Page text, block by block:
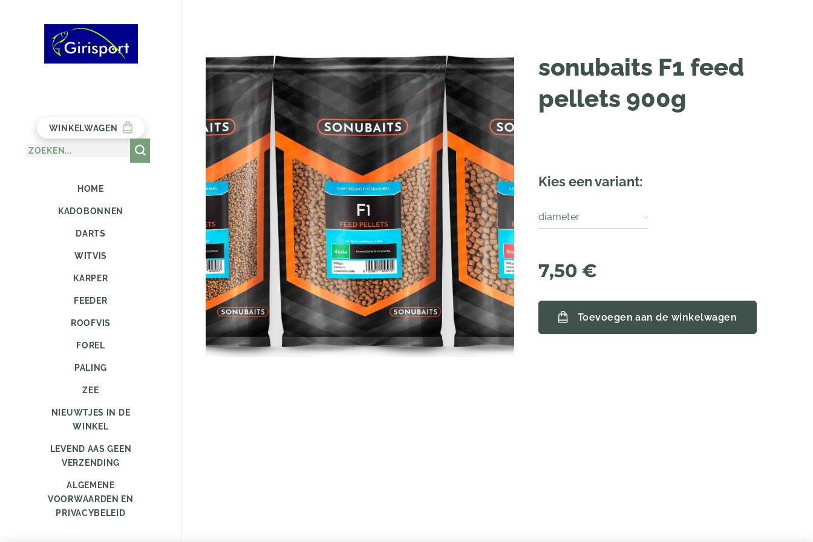
WINKELWAGEN
HOME
KADOBONNEN
DARTS
WITVIS
KARPER
FEEDER
ROOFVIS
FOREL
PALING
ZEE
NIEUWTJES IN DE
WINKEL
LEVEND AAS GEEN
VERZENDING
ALGEMENE
VOORWAARDEN EN
PRIVACYBELEID
sonubaits F1 feed
pellets 900g
Kies een variant:
diameter
7,50 €
Toevoegen aan de winkelwagen